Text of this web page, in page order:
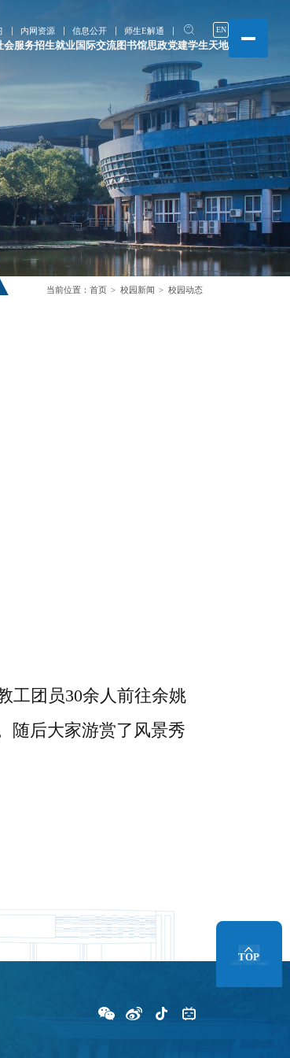
内网资源 信息公开 师生E解通 EN
会服务招生就业国际交流图书馆思政党建学生天地
当前位置： 首页 校园新闻 校园动态
工团员30余人前往余姚
随后大家游赏了风景秀
TOP